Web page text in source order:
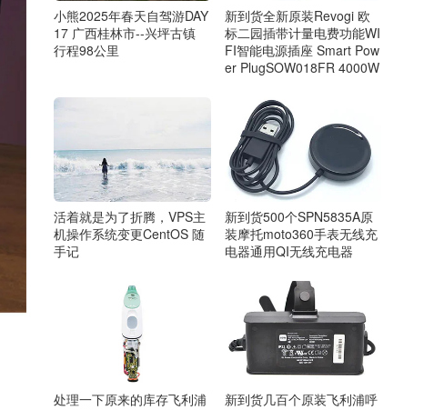
小熊2025年春天自驾游DAY
17 广西桂林市--兴坪古镇
行程98公里
新到货全新原装Revogi 欧
标二园插带计量电费功能WI
FI智能电源插座 Smart Pow
er PlugSOW018FR 4000W
活着就是为了折腾，VPS主
机操作系统变更CentOS 随
手记
新到货500个SPN5835A原
装摩托moto360手表无线充
电器通用QI无线充电器
处理一下原来的库存飞利浦
新到货几百个原装飞利浦呼